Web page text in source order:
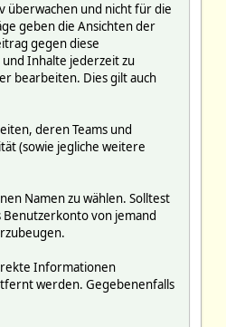
überwachen und nicht für die
geben die Ansichten der
gegen diese
Inhalte jederzeit zu
bearbeiten. Dies gilt auch
deren Teams und
(sowie jegliche weitere
Namen zu wählen. Solltest
Benutzerkonto von jemand
Informationen
werden. Gegebenenfalls